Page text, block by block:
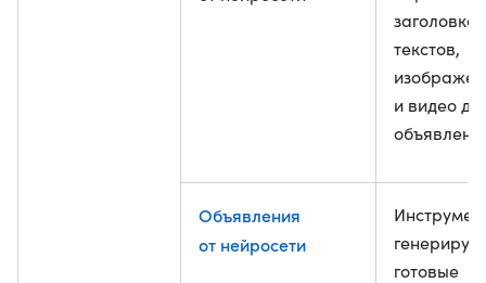
текстов,
и видео
Объявления
от нейросети
генерирует
готовые